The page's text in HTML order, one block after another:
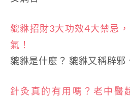
貔貅招財3大功效4大禁忌
氣！
貔貅是什麼？ 貔貅又稱辟
針灸真的有用嗎？老中醫